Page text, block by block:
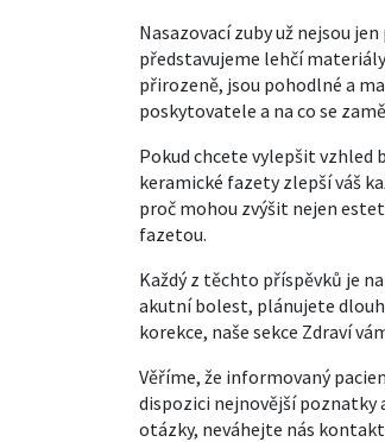
Nasazovací zuby už nejsou
představujeme lehčí
přirozeně, jsou pohodlné a
poskytovatele a na co se
Pokud chcete vylepšit vzhled
keramické fazety zlepší váš
proč mohou zvýšit nejen
fazetou.
Každý z těchto příspěvků je
akutní bolest, plánujete
korekce, naše sekce Zdraví
Věříme, že informovaný
dispozici nejnovější poznatky
otázky, neváhejte nás